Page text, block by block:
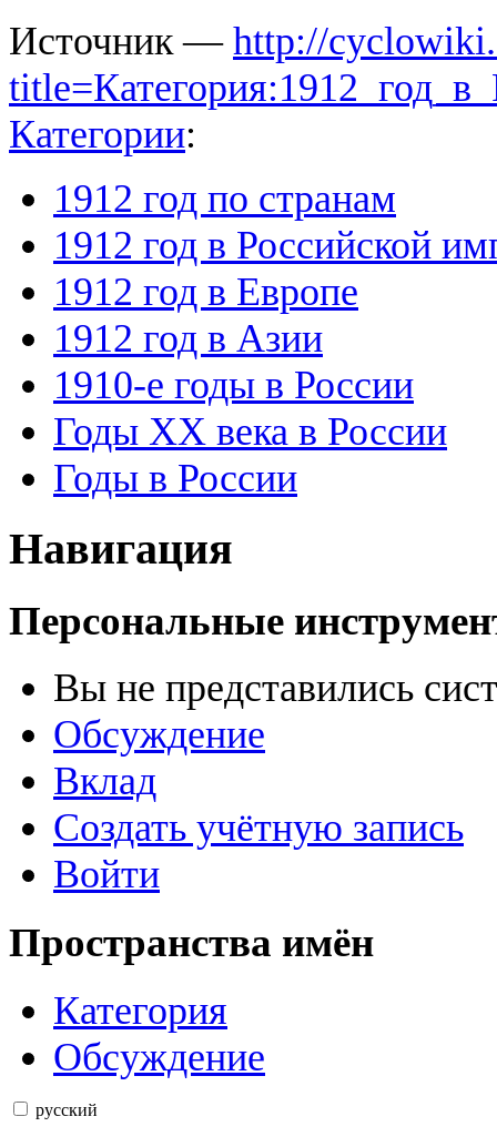
Источник — http://
Категории:
1912 год по странам
1912 год в Российской
1912 год в Европе
1912 год в Азии
1910-е годы в России
Годы XX века в России
Годы в России
Навигация
Персональные
Вы не представились
Обсуждение
Вклад
Создать учётную запись
Войти
Пространства имён
Категория
Обсуждение
русский